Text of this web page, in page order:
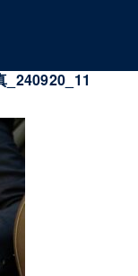
_240920_11